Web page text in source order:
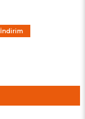
İndirim